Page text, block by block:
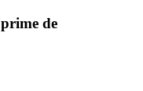
de